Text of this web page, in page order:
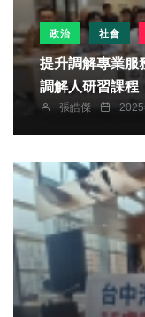
政治 社會
提升調解專業服
調解人研習課程
張皓傑 2025